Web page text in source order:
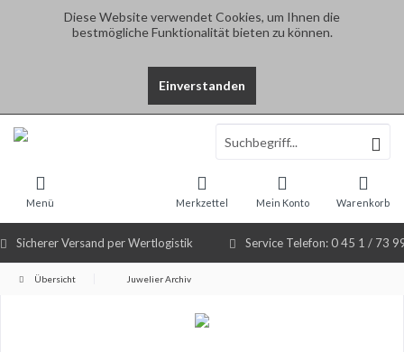
Diese Website verwendet Cookies, um Ihnen die
bestmögliche Funktionalität bieten zu können.
Einverstanden
Sicherer Versand per Wertlogistik Service Telefon: 0 45 1 / 73
Warenkorb
Merkzettel Mein Konto
Menü
Übersicht Juwelier Archiv